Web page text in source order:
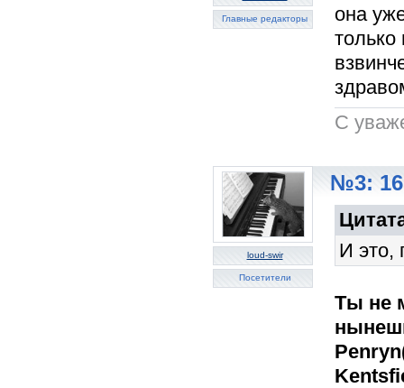
Главные редакторы
она
только
C
loud-swir
Посетители
№3: 16
И это,
Ты не